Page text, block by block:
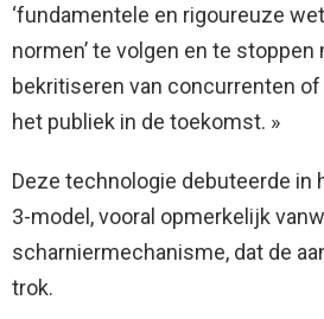
‘fundamentele en rigoureuze
normen’ te volgen en te
bekritiseren van concurrenten
het publiek in de toekomst. »
Deze technologie debuteerde in
3-model, vooral opmerkelijk
scharniermechanisme, dat de
trok.